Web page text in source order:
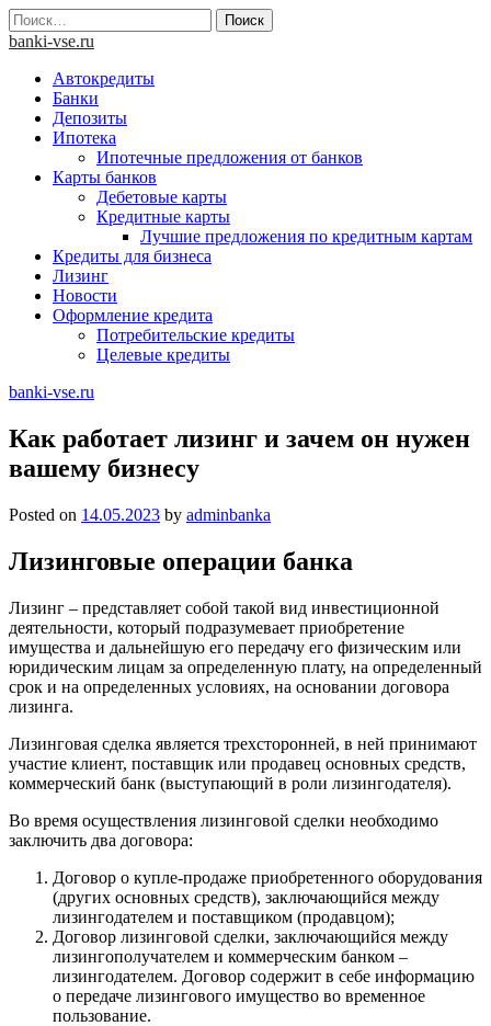
Skip
to
Найти:
banki-vse.ru
Автокредиты
Банки
Депозиты
Ипотека
Ипотечные предложения от банков
Карты банков
Дебетовые карты
Кредитные карты
Лучшие предложения по кредитным картам
Кредиты для бизнеса
Лизинг
Новости
Оформление кредита
Потребительские кредиты
Целевые кредиты
banki-vse.ru
Как работает лизинг и зачем он нужен
вашему бизнесу
Posted on 14.05.2023 by adminbanka
Лизинговые операции банка
Лизинг – представляет собой такой вид инвестиционной
деятельности, который подразумевает приобретение
имущества и дальнейшую его передачу его физическим или
юридическим лицам за определенную плату, на определенный
срок и на определенных условиях, на основании договора
лизинга.
Лизинговая сделка является трехсторонней, в ней принимают
участие клиент, поставщик или продавец основных средств,
коммерческий банк (выступающий в роли лизингодателя).
Во время осуществления лизинговой сделки необходимо
заключить два договора:
Договор о купле-продаже приобретенного оборудования
(других основных средств), заключающийся между
лизингодателем и поставщиком (продавцом);
Договор лизинговой сделки, заключающийся между
лизингополучателем и коммерческим банком –
лизингодателем. Договор содержит в себе информацию
о передаче лизингового имущество во временное
пользование.